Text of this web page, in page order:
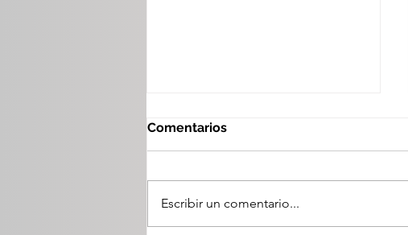
Comentarios
Escribir un comentario...